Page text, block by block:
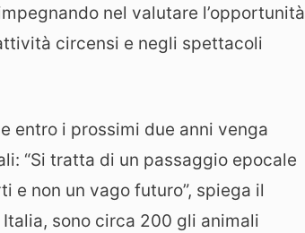
nel valutare l’opportunità
circensi e negli spettacoli
entro i prossimi due anni venga
“Si tratta di un passaggio epocale
e non un vago futuro”, spiega il
sono circa 200 gli animali